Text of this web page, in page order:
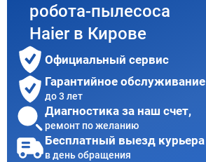
робота-пылесоса
Haier в Кирове
Официальный сервис
Гарантийное обслуживание
до 3 лет
Диагностика за наш счет,
ремонт по желанию
Бесплатный выезд курьера
в день обращения